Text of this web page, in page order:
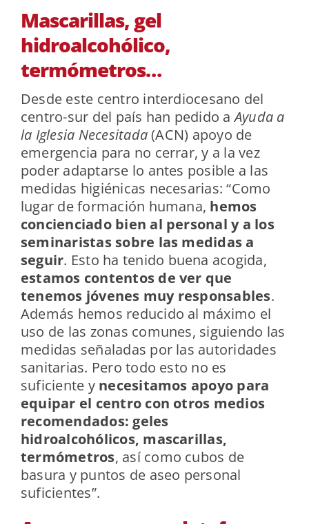
Mascarillas, gel
hidroalcohólico,
termómetros…
Desde este centro interdiocesano del
centro-sur del país han pedido a Ayuda a
la Iglesia Necesitada(ACN) apoyo de
emergencia para no cerrar, y a la vez
poder adaptarse lo antes posible a las
medidas higiénicas necesarias: “Como
lugar de formación humana, hemos
concienciado bien al personal y a los
seminaristas sobre las medidas a
seguir. Esto ha tenido buena acogida,
estamos contentos de ver que
tenemos jóvenes muy responsables.
Además hemos reducido al máximo el
uso de las zonas comunes, siguiendo las
medidas señaladas por las autoridades
sanitarias. Pero todo esto no es
suficiente y necesitamos apoyo para
equipar el centro con otros medios
recomendados: geles
hidroalcohólicos, mascarillas,
termómetros, así como cubos de
basura y puntos de aseo personal
suficientes”.